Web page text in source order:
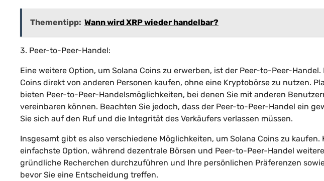
Thementipp: Wann wird XRP wieder handelbar?
3. Peer-to-Peer-Handel:
Eine weitere Option, um Solana Coins zu erwerben, ist der Peer-to-Peer-
Coins direkt von anderen Personen kaufen, ohne eine Kryptobörse zu nutzen.
bieten Peer-to-Peer-Handelsmöglichkeiten, bei denen Sie mit anderen
vereinbaren können. Beachten Sie jedoch, dass der Peer-to-Peer-Handel ein
Sie sich auf den Ruf und die Integrität des Verkäufers verlassen müssen.
Insgesamt gibt es also verschiedene Möglichkeiten, um Solana Coins zu
einfachste Option, während dezentrale Börsen und Peer-to-Peer-Handel
gründliche Recherchen durchzuführen und Ihre persönlichen Präferenzen
bevor Sie eine Entscheidung treffen.